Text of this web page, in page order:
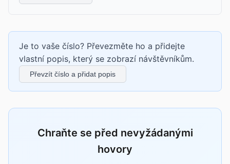
Je to vaše číslo? Převezměte ho a přidejte
vlastní popis, který se zobrazí návštěvníkům.
Převzít číslo a přidat popis
Chraňte se před nevyžádanými
hovory